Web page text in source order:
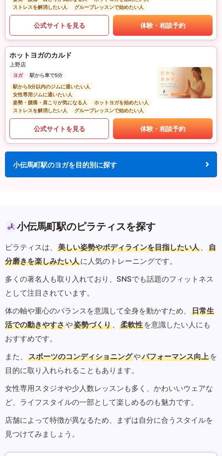
ストレスを解消したい人
グループレッスンで始めたい人
公式サイトを見る 体験・相談予約
ホットヨガのカルド
上野店
ヨガ
駅から車で5分
駅から5分以内のジムに通いたい人
女性専用ジムに通いたい人
姿勢・腰痛・肩こりが気になる人
ホットヨガを始めたい人
ストレスを解消したい人
グループレッスンで始めたい人
公式サイトを見る 体験・相談予約
小伝馬町駅のヨガを目的別に探す
小伝馬町駅のピラティスを探す
ピラティスは、 美しい姿勢やボディラインを目指したい人 、
自
分磨きを楽しみたい人に人気のトレーニングです。
多くの著名人も取り入れており、SNSでも話題のフィットネス
として注目されています。
体の軸や重心のバランスを意識して全身を動かすため、
日常生
活での動きやすさや姿勢づくり 、 柔軟性 を意識したい人にも
おすすめです。
また、
スポーツのコンディショニングやパフォーマンス向上 を
目的に取り入れられることもあります。
女性専用スタジオや少人数レッスンも多く、かわいいウェアな
ど、ライフスタイルの一部として楽しめるのも魅力です。
店舗によって特徴が異なるため、まずは自分に合うスタイルを
見つけてみましょう。